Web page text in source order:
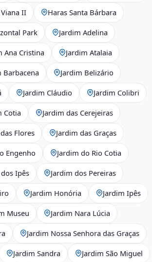
II Haras Santa Bárbara
Park Jardim Adelina
Ana Cristina Jardim Atalaia
Barbacena Jardim Belizário
Jardim Cláudio Jardim Colibri
Cotia Jardim das Cerejeiras
Flores Jardim das Graças
Engenho Jardim do Rio Cotia
Ipês Jardim dos Pereiras
Jardim Honória Jardim Ipês
Museu Jardim Nara Lúcia
Jardim Nossa Senhora das Graças
Jardim Sandra Jardim São Miguel